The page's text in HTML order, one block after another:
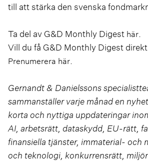
till att stärka den svenska
Ta del av G&D Monthly Digest här.
Vill du få G&D Monthly Digest
Prenumerera här.
Gernandt & Danielssons
sammanställer varje månad en
korta och nyttiga uppdateringar
AI, arbetsrätt, dataskydd, EU-rätt,
finansiella tjänster, immaterial- och
och teknologi, konkurrensrätt,